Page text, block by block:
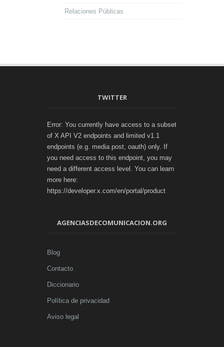
Relaciones Públicas
TWITTER
Error: You currently have access to a subset
of X API V2 endpoints and limited v1.1
endpoints (e.g. media post, oauth) only. If
you need access to this endpoint, you may
need a different access level. You can learn
more here:
https://developer.x.com/en/portal/product
AGENCIASDECOMUNICACION.ORG
Blog
Contacto
Diccionario
Política de privacidad
Aviso legal